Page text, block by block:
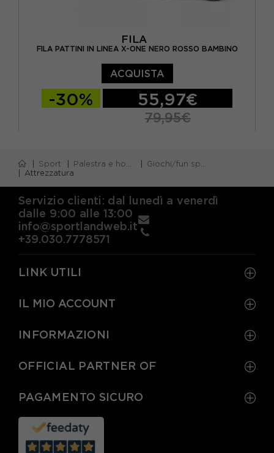
FILA
FILA PATTINI IN LINEA X-ONE NERO ROSSO BAMBINO
ACQUISTA
-30% 55,97€
79,95€
Sport Palestra e home gym
Giochi/fun sport
Attrezzatura
Servizio clienti: dal lunedì a venerdì
dalle 9:00 alle 13:00
info@sportlandweb.it
+39.030.7778571
LINK UTILI
IL MIO ACCOUNT
INFORMAZIONI
OFFICIAL PARTNER OF
PAGAMENTO SICURO